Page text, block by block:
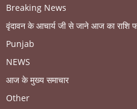
Breaking News
वृंदावन के आचार्य जी से जाने आज का राशि
Punjab
NEWS
आज के मुख्य समाचार
Other